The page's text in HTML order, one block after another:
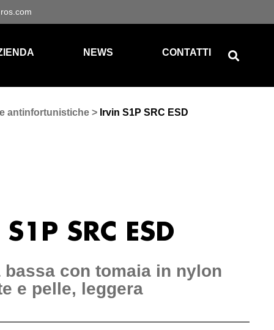
NEWS CONTATTI
antinfortunistiche > Irvin S1P SRC ESD
SRC ESD
bassa con tomaia in nylon
e pelle, leggera